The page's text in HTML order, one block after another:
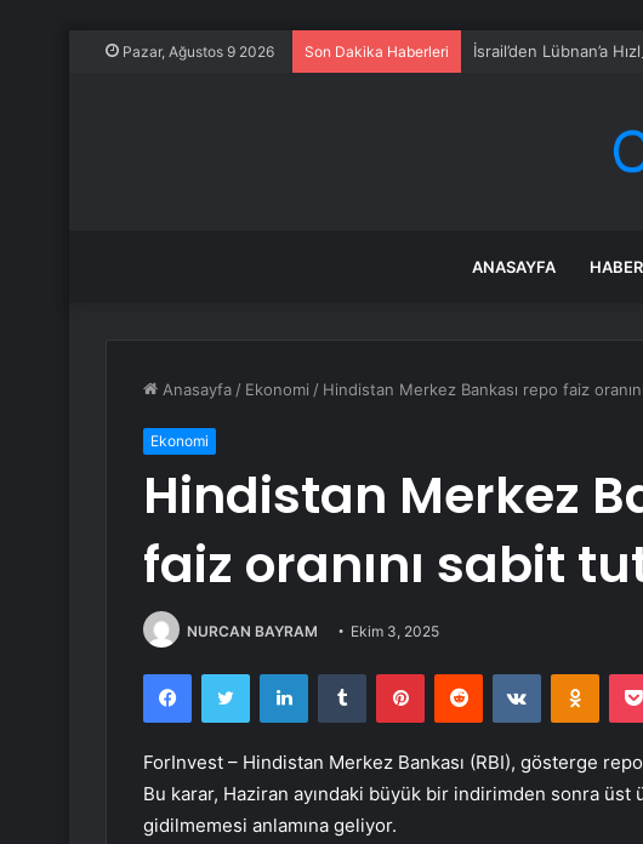
Pazar, Ağustos 9 2026 Son Dakika Haberleri İsrail’den Lübnan’a
ANASAYFA HABER
Anasayfa / Ekonomi / Hindistan Merkez Bankası repo faiz
Ekonomi
Hindistan Merkez
faiz oranını sabit
NURCAN BAYRAM Ekim 3, 2025
FacebookTwitter LinkedInTumblr PinterestReddit VKontakte
ForInvest – Hindistan Merkez Bankası (RBI), gösterge repo
Bu karar, Haziran ayındaki büyük bir indirimden sonra
gidilmemesi anlamına geliyor.